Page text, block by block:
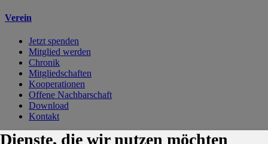
Verein
Jetzt spenden
Mitglied werden
Chronik
Mitgliedschaften
Kooperationen
Offene Nachbarschaft
Download
Kontakt
KontaktKarriereImpressumDatenschutzerklärungCookie-
Dienste, die wir nutzen möchten